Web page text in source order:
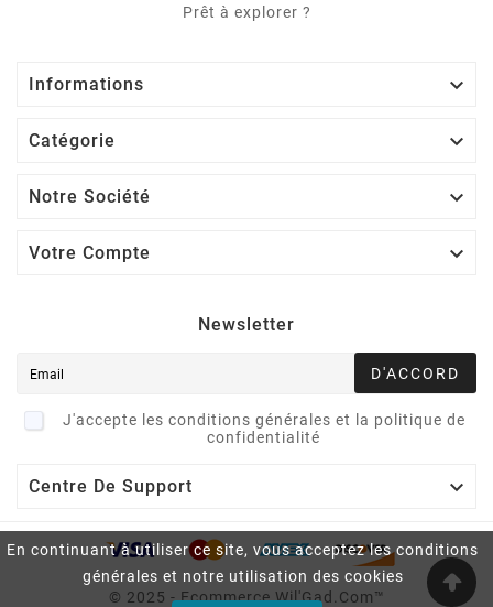
En continuant à utiliser ce site, vous acceptez les conditions
générales et notre utilisation des cookies
Prêt à explorer ?
Informations 
Catégorie 
Notre Société 
Votre Compte 
Newsletter
D'ACCORD
J'accepte les conditions générales et la politique de
confidentialité
Centre De Support 
© 2025 - Ecommerce Wil'Gad.Com™